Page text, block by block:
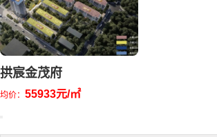
拱宸金茂府
均价： 55933元/㎡